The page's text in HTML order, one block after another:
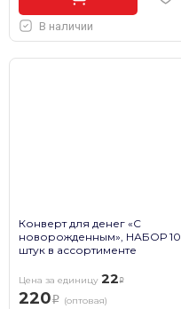
В наличии
Конверт для денег «С
новорожденным», НАБОР 10
штук в ассортименте
Цена за единицу 22
220 (оптовая)